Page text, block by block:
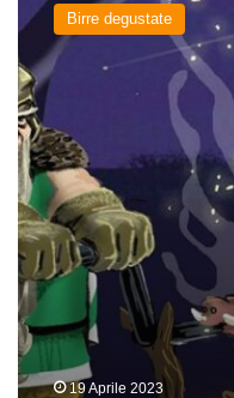
birrificio
La
Gilda
dei
Nani
Birrai
Birre degustate
19 Aprile 2023